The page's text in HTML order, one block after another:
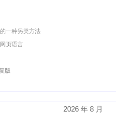
一种另类方法
页语言
版
2026 年 8 月